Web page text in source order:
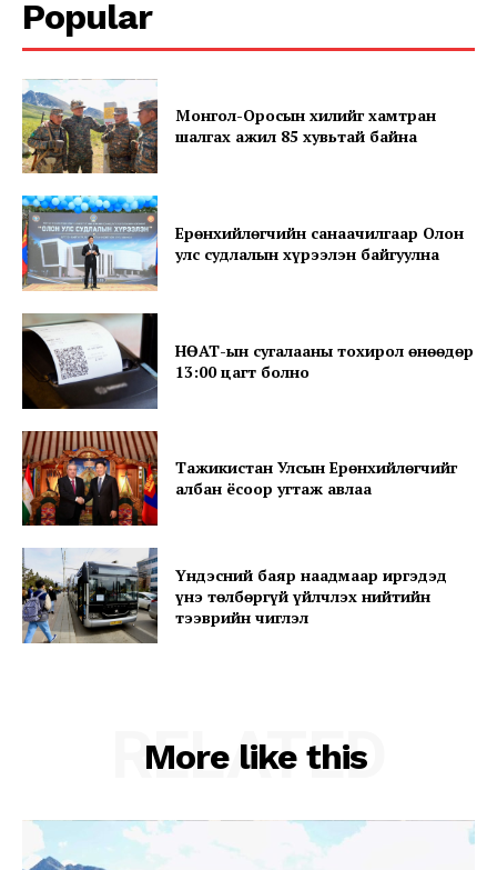
SUBSCRIBE NOW
Company
About
Contact us
Subscription Plans
My account
Popular
Монгол-Оросын хилийг хамтран
шалгах ажил 85 хувьтай байна
Ерөнхийлөгчийн санаачилгаар Олон
улс судлалын хүрээлэн байгуулна
НӨАТ-ын сугалааны тохирол өнөөдөр
13:00 цагт болно
Тажикистан Улсын Ерөнхийлөгчийг
албан ёсоор угтаж авлаа
Үндэсний баяр наадмаар иргэдэд
үнэ төлбөргүй үйлчлэх нийтийн
тээврийн чиглэл
More like this
RELATED